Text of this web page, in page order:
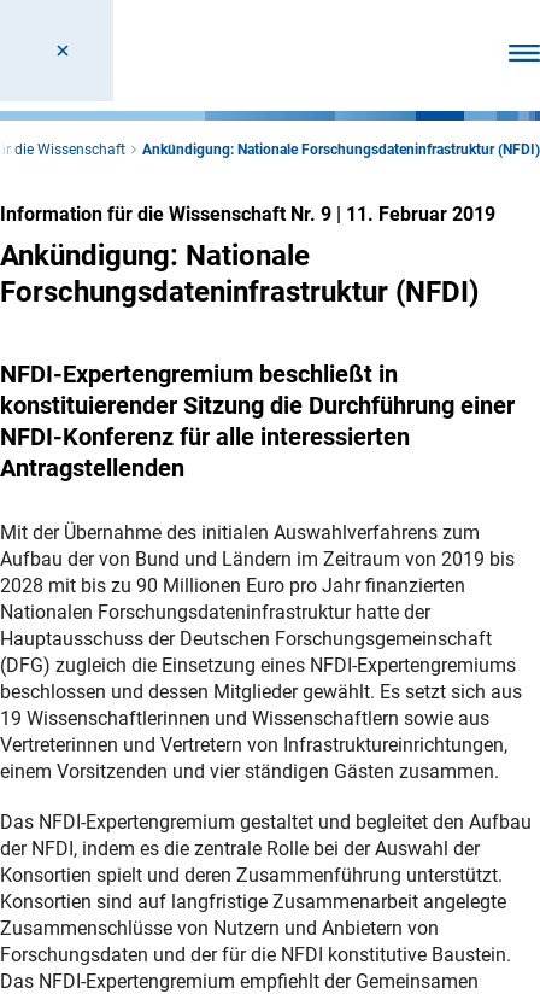
die Wissenschaft Ankündigung: Nationale Forschungsdateninfrastruktur (NFDI)
Information für die Wissenschaft Nr. 9 | 11. Februar 2019
Ankündigung: Nationale
Forschungsdateninfrastruktur (NFDI)
NFDI-Expertengremium beschließt in
konstituierender Sitzung die Durchführung einer
NFDI-Konferenz für alle interessierten
Antragstellenden
Mit der Übernahme des initialen Auswahlverfahrens zum
Aufbau der von Bund und Ländern im Zeitraum von 2019 bis
2028 mit bis zu 90 Millionen Euro pro Jahr finanzierten
Nationalen Forschungsdateninfrastruktur hatte der
Hauptausschuss der Deutschen Forschungsgemeinschaft
(DFG) zugleich die Einsetzung eines NFDI-Expertengremiums
beschlossen und dessen Mitglieder gewählt. Es setzt sich aus
19 Wissenschaftlerinnen und Wissenschaftlern sowie aus
Vertreterinnen und Vertretern von Infrastruktureinrichtungen,
einem Vorsitzenden und vier ständigen Gästen zusammen.
Das NFDI-Expertengremium gestaltet und begleitet den Aufbau
der NFDI, indem es die zentrale Rolle bei der Auswahl der
Konsortien spielt und deren Zusammenführung unterstützt.
Konsortien sind auf langfristige Zusammenarbeit angelegte
Zusammenschlüsse von Nutzern und Anbietern von
Forschungsdaten und der für die NFDI konstitutive Baustein.
Das NFDI-Expertengremium empfiehlt der Gemeinsamen